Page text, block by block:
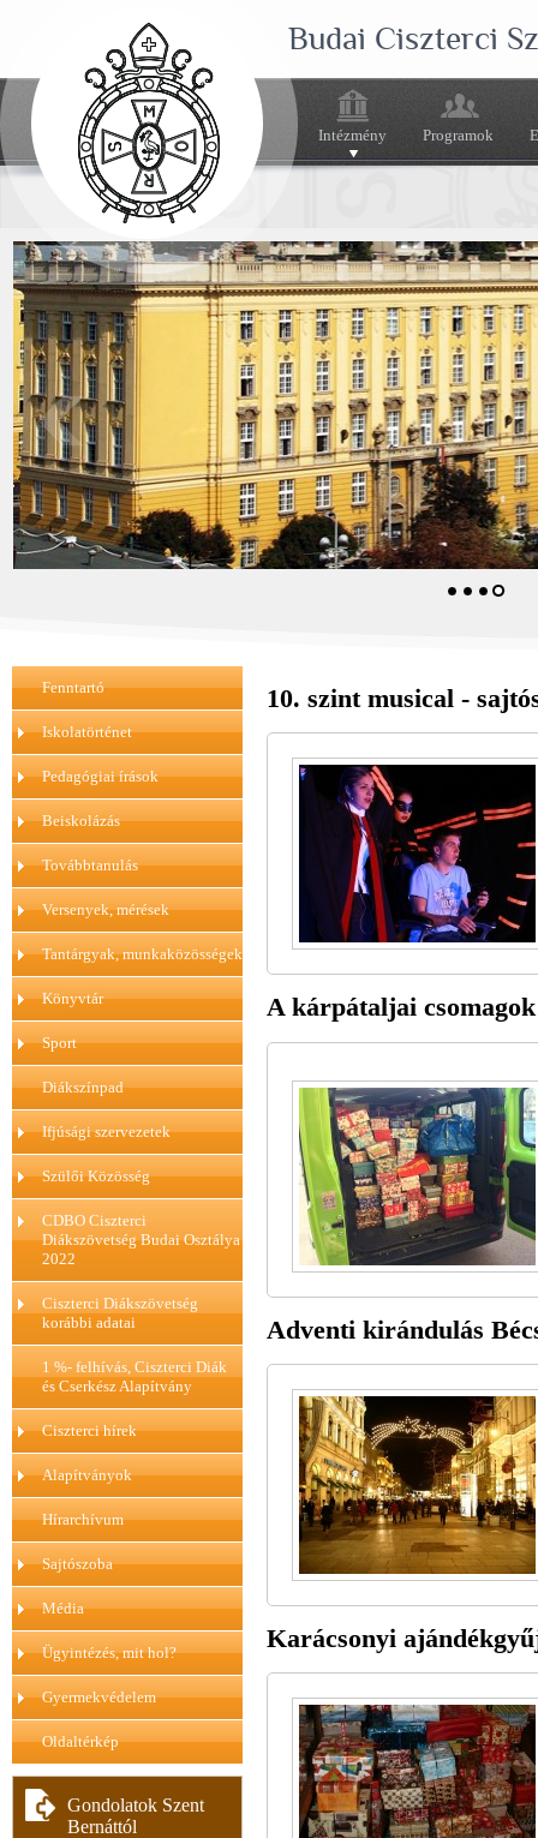
Budai Ciszterci
Intézmény Programok
Fenntartó
Iskolatörténet
Pedagógiai írások
Beiskolázás
Továbbtanulás
Versenyek, mérések
Tantárgyak, munkaközösségek
Könyvtár
Sport
Diákszínpad
Ifjúsági szervezetek
Szülői Közösség
CDBO Ciszterci
Diákszövetség Budai Osztálya
2022
Ciszterci Diákszövetség
korábbi adatai
1 %- felhívás, Ciszterci Diák
és Cserkész Alapítvány
Ciszterci hírek
Alapítványok
Hírarchívum
Sajtószoba
Média
Ügyintézés, mit hol?
Gyermekvédelem
Oldaltérkép
Gondolatok Szent
Bernáttól
10. szint musical -
A kárpátaljai
Adventi kirándulás
Karácsonyi